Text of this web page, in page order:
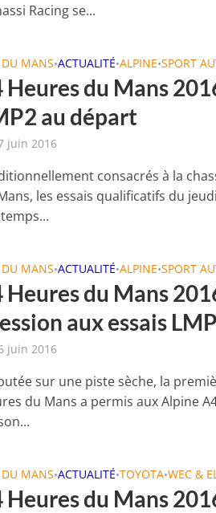
Racing se...
MANS•ACTUALITÉ•ALPINE•SPORT
Heures du Mans
au départ
juin 2016
consacrés à la
les essais qualificatifs du
MANS•ACTUALITÉ•ALPINE•SPORT
Heures du Mans
aux essais
juin 2016
sur une piste sèche, la
du Mans a permis aux Alpine
MANS•ACTUALITÉ•TOYOTA•WEC &
Heures du Mans